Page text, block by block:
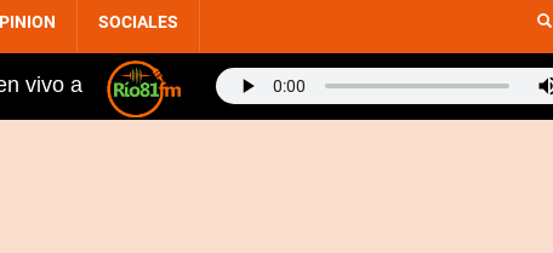
SOCIALES
fueron retirados de circulación en EE. UU. por no
vivo a